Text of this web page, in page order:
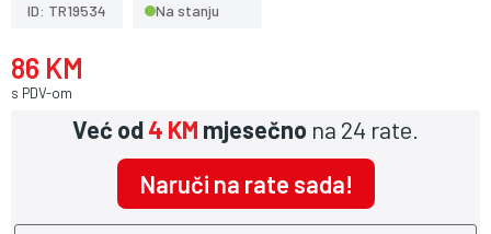
ID: TR19534 Na stanju
86 KM
s PDV-om
Već od4 KM mjesečno na 24 rate.
Naruči na rate sada!